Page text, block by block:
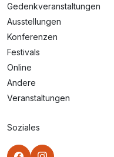
Gedenkveranstaltungen
Ausstellungen
Konferenzen
Festivals
Online
Andere
Veranstaltungen
Soziales